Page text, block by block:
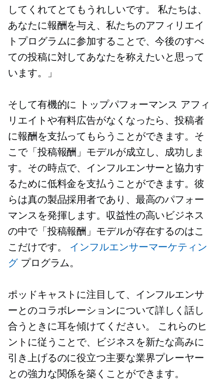
してくれてとてもうれしいです。 私たちは、
あなたに報酬を与え、私たちのアフィリエイ
トプログラムに参加することで、今後のすべ
ての投稿に対してあなたを称えたいと思って
います。」
そして有機的に トップパフォーマンス アフィ
リエイトや有料広告がなくなったら、投稿者
に報酬を支払ってもらうことができます。そ
こで「投稿報酬」モデルが成立し、成功しま
す。その時点で、インフルエンサーと協力す
るために低料金を支払うことができます。彼
らは真の製品採用者であり、最高のパフォー
マンスを発揮します。収益性の高いビジネス
の中で「投稿報酬」モデルが存在するのはこ
こだけです。 インフルエンサーマーケティン
グプログラム。
ポッドキャストに注目して、インフルエンサ
ーとのコラボレーションについて詳しく話し
合うときに耳を傾けてください。 これらのヒ
ントに従うことで、ビジネスを新たな高みに
引き上げるのに役立つ主要な業界プレーヤー
との強力な関係を築くことができます。